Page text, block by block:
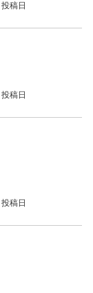
投稿日
投稿日
投稿日